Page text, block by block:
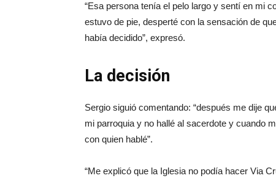
“Esa persona tenía el pelo largo y sentí en mi
estuvo de pie, desperté con la sensación de
había decidido”, expresó.
La decisión
Sergio siguió comentando: “después me dije
mi parroquia y no hallé al sacerdote y cuando
con quien hablé”.
“Me explicó que la Iglesia no podía hacer Via